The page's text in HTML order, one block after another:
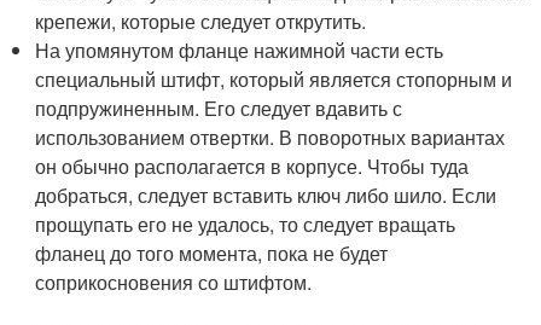
крепежи, которые следует открутить.
На упомянутом фланце нажимной части есть
специальный штифт, который является стопорным и
подпружиненным. Его следует вдавить с
использованием отвертки. В поворотных вариантах
он обычно располагается в корпусе. Чтобы туда
добраться, следует вставить ключ либо шило. Если
прощупать его не удалось, то следует вращать
фланец до того момента, пока не будет
соприкосновения со штифтом.